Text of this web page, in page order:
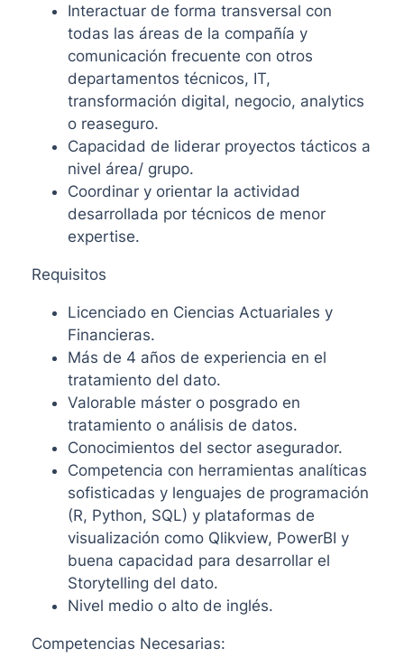
Interactuar de forma transversal con
todas las áreas de la compañía y
comunicación frecuente con otros
departamentos técnicos, IT,
transformación digital, negocio, analytics
o reaseguro.
Capacidad de liderar proyectos tácticos a
nivel área/ grupo.
Coordinar y orientar la actividad
desarrollada por técnicos de menor
expertise.
Requisitos
Licenciado en Ciencias Actuariales y
Financieras.
Más de 4 años de experiencia en el
tratamiento del dato.
Valorable máster o posgrado en
tratamiento o análisis de datos.
Conocimientos del sector asegurador.
Competencia con herramientas analíticas
sofisticadas y lenguajes de programación
(R, Python, SQL) y plataformas de
visualización como Qlikview, PowerBI y
buena capacidad para desarrollar el
Storytelling del dato.
Nivel medio o alto de inglés.
Competencias Necesarias: